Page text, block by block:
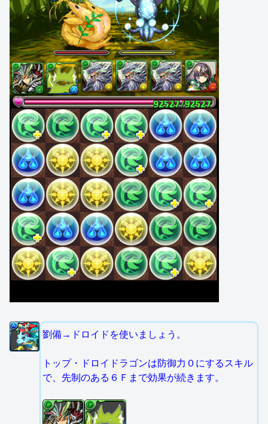
劉備→ドロイドを使いましょう。
トップ・ドロイドラゴンは防御力０にするスキル
で、先制のある６Ｆまで効果が続きます。